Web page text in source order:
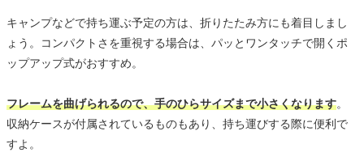
キャンプなどで持ち運ぶ予定の方は、折りたたみ方にも着目しまし
ょう。コンパクトさを重視する場合は、パッとワンタッチで開くポ
ップアップ式がおすすめ。
フレームを曲げられるので、手のひらサイズまで小さくなります。
収納ケースが付属されているものもあり、持ち運びする際に便利で
すよ。